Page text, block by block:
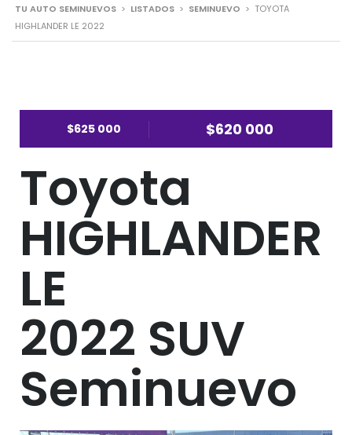
TU AUTO SEMINUEVOS > LISTADOS > SEMINUEVO > TOYOTA
HIGHLANDER LE 2022
$625 000 $620 000
Toyota
HIGHLANDER
LE
2022 SUV
Seminuevo